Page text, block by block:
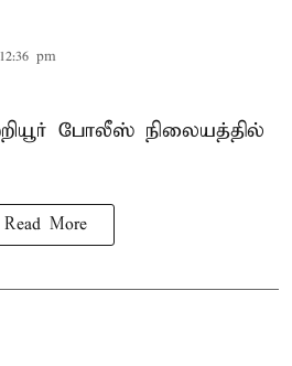
pm
போலீஸ் நிலையத்தில்
Read More